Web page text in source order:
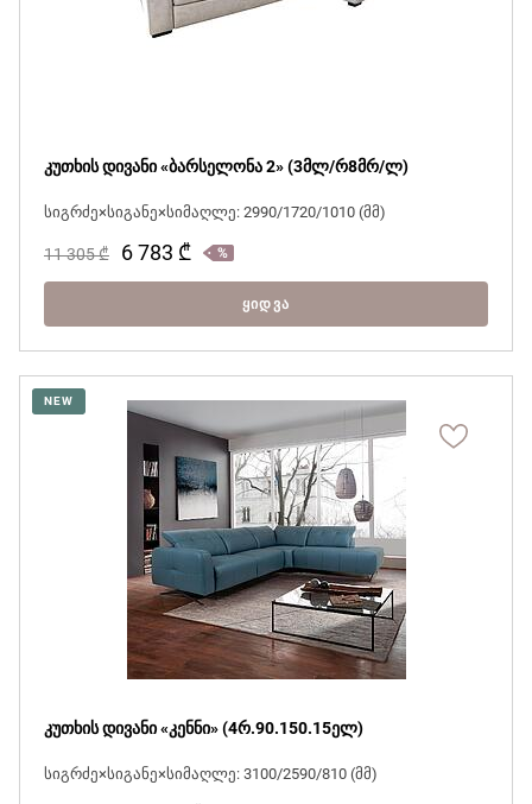
კუთხის დივანი «ბარსელონა 2» (3მლ/რ8მრ/ლ)
სიგრძე×სიგანე×სიმაღლე: 2990/1720/1010 (მმ)
11 305₾ 6 783 ₾
ᲧᲘᲓᲕᲐ
NEW
კუთხის დივანი «კენნი» (4რ.90.150.15ელ)
სიგრძე×სიგანე×სიმაღლე: 3100/2590/810 (მმ)